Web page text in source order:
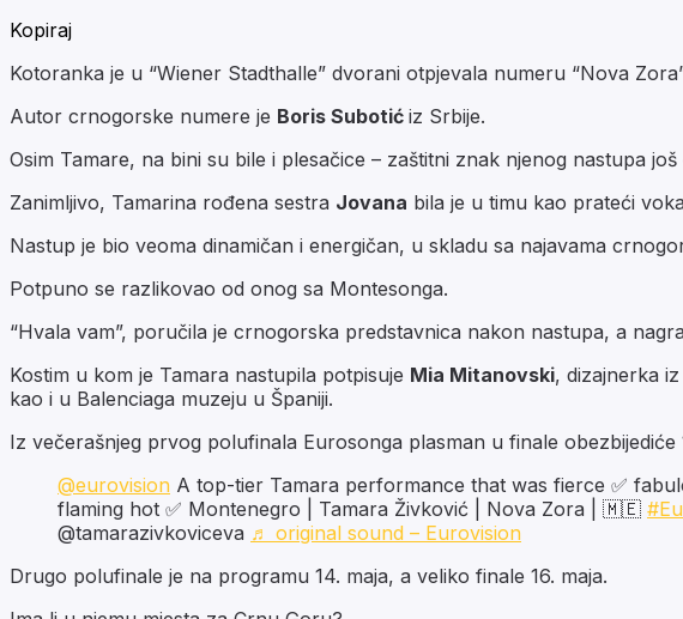
Kopiraj
Kotoranka je u “Wiener Stadthalle” dvorani otpjevala numeru “Nova
Autor crnogorske numere je Boris Subotić iz Srbije.
Osim Tamare, na bini su bile i plesačice – zaštitni znak njenog nastupa
Zanimljivo, Tamarina rođena sestra Jovana bila je u timu kao prateći
Nastup je bio veoma dinamičan i energičan, u skladu sa najavama
Potpuno se razlikovao od onog sa Montesonga.
“Hvala vam”, poručila je crnogorska predstavnica nakon nastupa, a
Kostim u kom je Tamara nastupila potpisuje Mia Mitanovski, dizajnerka
kao i u Balenciaga muzeju u Španiji.
Iz večerašnjeg prvog polufinala Eurosonga plasman u finale
@eurovision A top-tier Tamara performance that was fierce ✅
flaming hot ✅ Montenegro | Tamara Živković | Nova Zora | 🇲🇪
@tamarazivkoviceva ♬ original sound – Eurovision
Drugo polufinale je na programu 14. maja, a veliko finale 16. maja.